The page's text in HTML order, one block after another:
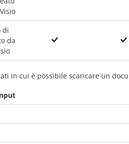
di
da
in cui è possibile scaricare un